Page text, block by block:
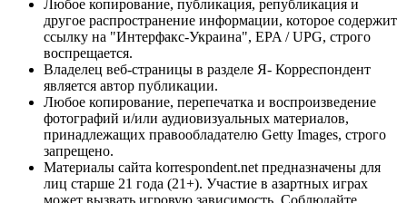
Любое копирование, публикация, републикация и
другое распространение информации, которое содержит
ссылку на "Интерфакс-Украина", EPA / UPG, строго
воспрещается.
Владелец веб-страницы в разделе Я- Корреспондент
является автор публикации.
Любое копирование, перепечатка и воспроизведение
фотографий и/или аудиовизуальных материалов,
принадлежащих правообладателю Getty Images, строго
запрещено.
Материалы сайта korrespondent.net предназначены для
лиц старше 21 года (21+). Участие в азартных играх
может вызвать игровую зависимость. Соблюдайте